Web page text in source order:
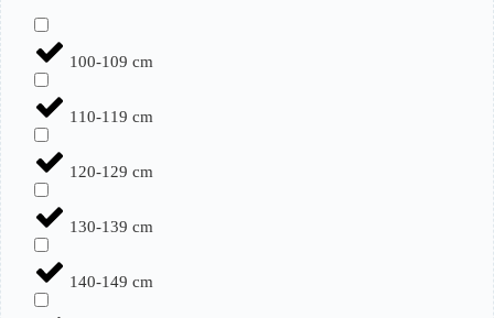
100-109 cm
110-119 cm
120-129 cm
130-139 cm
140-149 cm